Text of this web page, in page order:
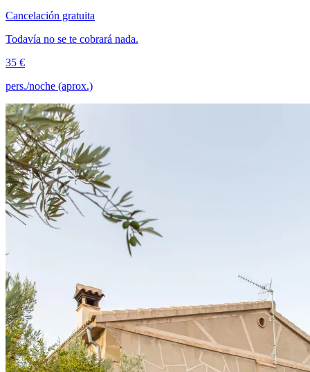
Cancelación gratuita
Todavía no se te cobrará nada.
35 €
pers./noche (aprox.)